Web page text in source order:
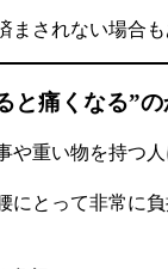
まされない場合も
と痛くなる”の
や重い物を持つ
にとって非常に